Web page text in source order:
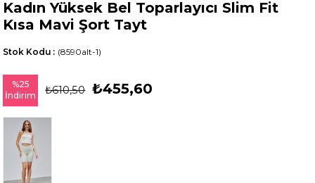
Kadın Yüksek Bel Toparlayıcı Slim Fit
Kısa Mavi Şort Tayt
(8590alt-1)
Stok Kodu
%25
İndirim
₺610,50 ₺455,60